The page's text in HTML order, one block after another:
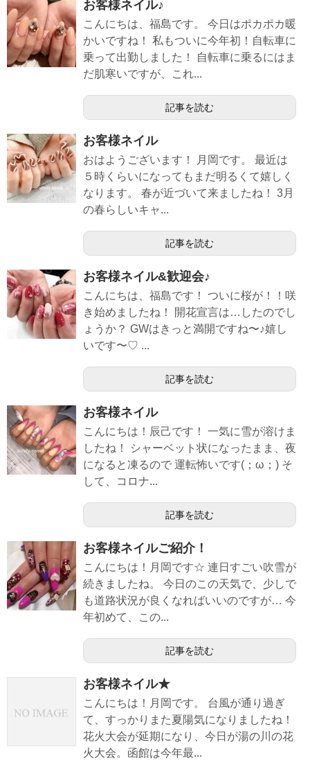
お客様ネイル♪
こんにちは、福島です。 今日はポカポカ暖
かいですね！ 私もついに今年初！自転車に
乗って出勤しました！ 自転車に乗るにはま
だ肌寒いですが、これ...
記事を読む
お客様ネイル
おはようございます！ 月岡です。 最近は
５時くらいになってもまだ明るくて嬉しく
なります。 春が近づいて来ましたね！ 3月
の春らしいキャ...
記事を読む
お客様ネイル&歓迎会♪
こんにちは、福島です！ ついに桜が！！咲
き始めましたね！ 開花宣言は…したのでし
ょうか？ GWはきっと満開ですね〜♪嬉し
いです〜♡ ...
記事を読む
お客様ネイル
こんにちは！辰己です！ 一気に雪が溶けま
したね！ シャーベット状になったまま、夜
になると凍るので 運転怖いです(；ω；) そ
して、コロナ...
記事を読む
お客様ネイルご紹介！
こんにちは！月岡です☆ 連日すごい吹雪が
続きましたね。 今日のこの天気で、少しで
も道路状況が良くなればいいのですが… 今
年初めて、この...
記事を読む
お客様ネイル★
こんにちは！月岡です。 台風が通り過ぎ
て、すっかりまた夏陽気になりましたね！
花火大会が延期になり、今日が湯の川の花
火大会。函館は今年最...